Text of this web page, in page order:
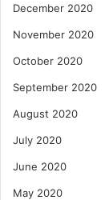
December 2020
November 2020
October 2020
September 2020
August 2020
July 2020
June 2020
May 2020